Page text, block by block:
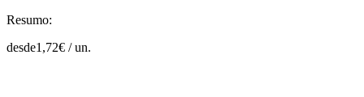
Resumo:
desde1,72€ /un.